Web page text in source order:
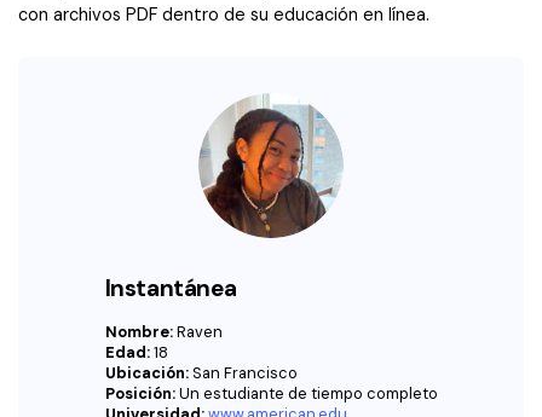
Soluciones completas
Legal
Sanidad
Finanzas
Especificaciones técnicas
Soporte de contacto
PDFelement para Windows
Videos tutoriales
PDFelement para iOS
con archivos PDF dentro de su educación en línea.
Instantánea
Nombre:Raven
Edad:18
Ubicación:San Francisco
Posición:Un estudiante de tiempo completo